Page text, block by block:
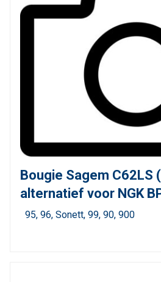
Bougie Sagem C62LS
alternatief voor NGK
95 96 Sonett 99 90 900